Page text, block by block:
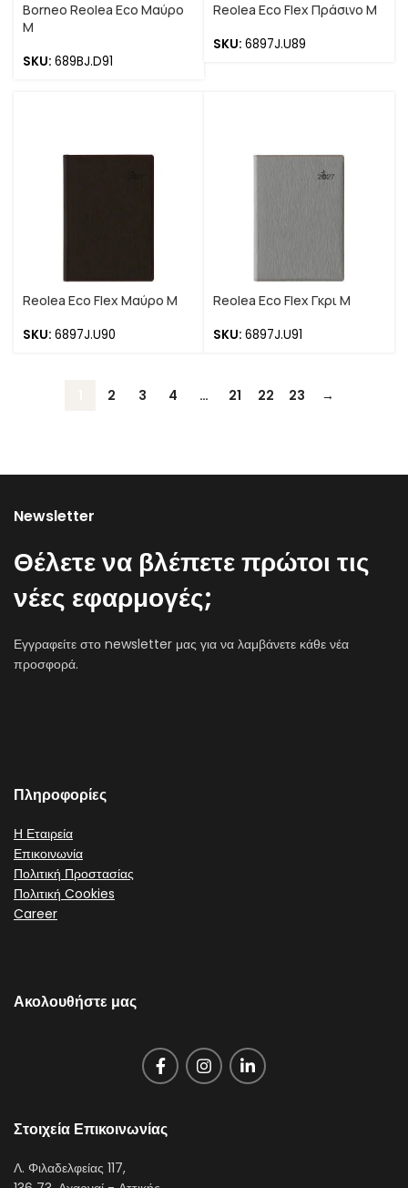
Borneo Reolea Eco Μαύρο
M
SKU: 689BJ.D91
Reolea Eco Flex Πράσινο M
SKU: 6897J.U89
Reolea Eco Flex Μαύρο M
SKU: 6897J.U90
Reolea Eco Flex Γκρι M
SKU: 6897J.U91
2 3 4 … 21 22 23 →
Newsletter
Θέλετε να βλέπετε πρώτοι τις
νέες εφαρμογές;
Εγγραφείτε στο newsletter μας για να λαμβάνετε κάθε νέα
προσφορά.
Πληροφορίες
Η Εταιρεία
Επικοινωνία
Πολιτική Προστασίας
Πολιτική Cookies
Career
Ακολουθήστε μας
Στοιχεία Επικοινωνίας
Λ. Φιλαδελφείας 117,